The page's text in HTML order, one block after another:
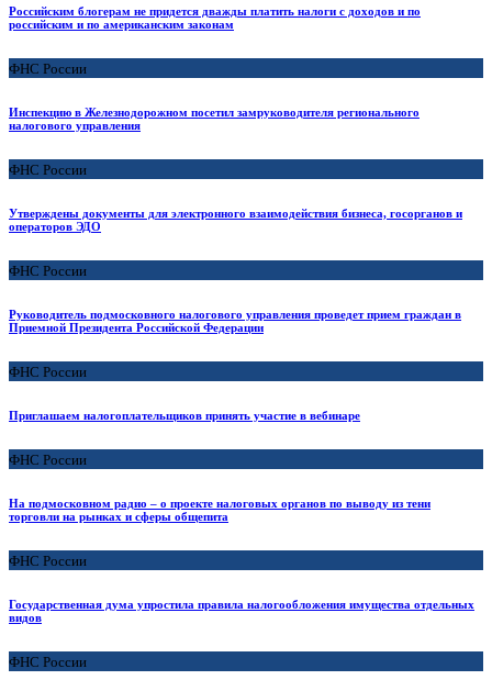
Российским блогерам не придется дважды платить налоги с доходов и по
российским и по американским законам
ФНС России
Инспекцию в Железнодорожном посетил замруководителя регионального
налогового управления
ФНС России
Утверждены документы для электронного взаимодействия бизнеса, госорганов и
операторов ЭДО
ФНС России
Руководитель подмосковного налогового управления проведет прием граждан в
Приемной Президента Российской Федерации
ФНС России
Приглашаем налогоплательщиков принять участие в вебинаре
ФНС России
На подмосковном радио – о проекте налоговых органов по выводу из тени
торговли на рынках и сферы общепита
ФНС России
Государственная дума упростила правила налогообложения имущества отдельных
видов
ФНС России